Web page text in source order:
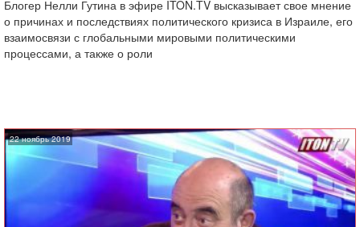
Блогер Нелли Гутина в эфире ITON.TV высказывает свое мнение
о причинах и последствиях политического кризиса в Израиле, его
взаимосвязи с глобальными мировыми политическими
процессами, а также о роли
22 ноябрь 2019